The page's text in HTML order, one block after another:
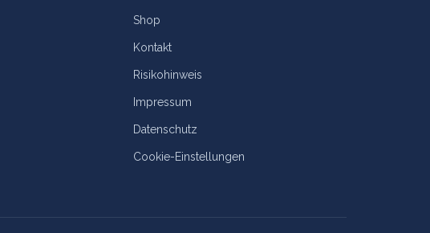
Shop
Kontakt
Risikohinweis
Impressum
Datenschutz
Cookie-Einstellungen